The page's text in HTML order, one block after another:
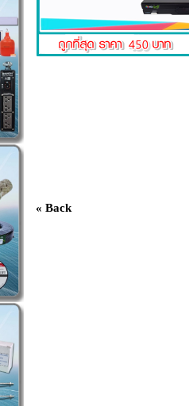
« Back